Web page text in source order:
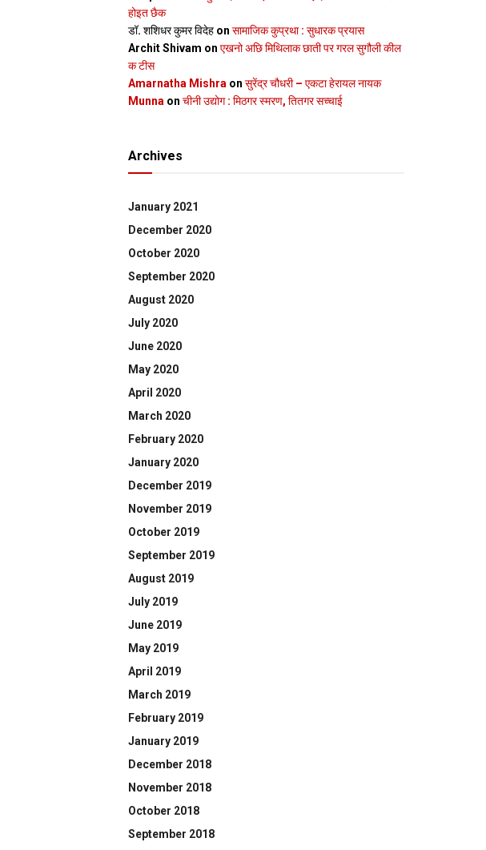
होइत छैक
डॉ. शशिधर कुमर विदेह on सामाजिक कुप्रथा : सुधारक प्रयास
Archit Shivam on एखनो अछि मिथिलाक छाती पर गरल सुगौली कील
क टीस
Amarnatha Mishra on सुरेंद्र चौधरी – एकटा हेरायल नायक
Munna on चीनी उद्योग : मिठगर स्‍मरण, तितगर सच्‍चाई
Archives
January 2021
December 2020
October 2020
September 2020
August 2020
July 2020
June 2020
May 2020
April 2020
March 2020
February 2020
January 2020
December 2019
November 2019
October 2019
September 2019
August 2019
July 2019
June 2019
May 2019
April 2019
March 2019
February 2019
January 2019
December 2018
November 2018
October 2018
September 2018